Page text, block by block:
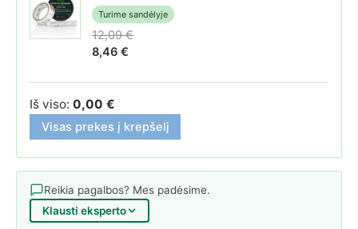
Turime sandėlyje
12,09€
Original price was: 12,09 €.
8,46 €
Iš viso: 0,00 €
Visas prekes į krepšelį
Reikia pagalbos? Mes padėsime.
Klausti eksperto